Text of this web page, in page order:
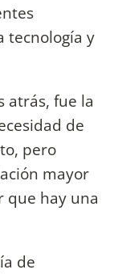
tecnología y
atrás, fue la
de
pero
mayor
que hay una
de